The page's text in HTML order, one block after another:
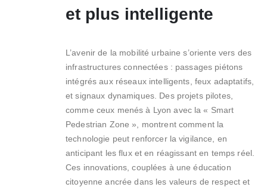
et plus intelligente
L’avenir de la mobilité urbaine s’oriente vers des
infrastructures connectées : passages piétons
intégrés aux réseaux intelligents, feux adaptatifs,
et signaux dynamiques. Des projets pilotes,
comme ceux menés à Lyon avec la « Smart
Pedestrian Zone », montrent comment la
technologie peut renforcer la vigilance, en
anticipant les flux et en réagissant en temps réel.
Ces innovations, couplées à une éducation
citoyenne ancrée dans les valeurs de respect et